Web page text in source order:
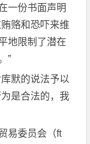
一份书面声明
赂和恐吓来维
地限制了潜在
”
默的说法予以
是合法的，我
易委员会（ft